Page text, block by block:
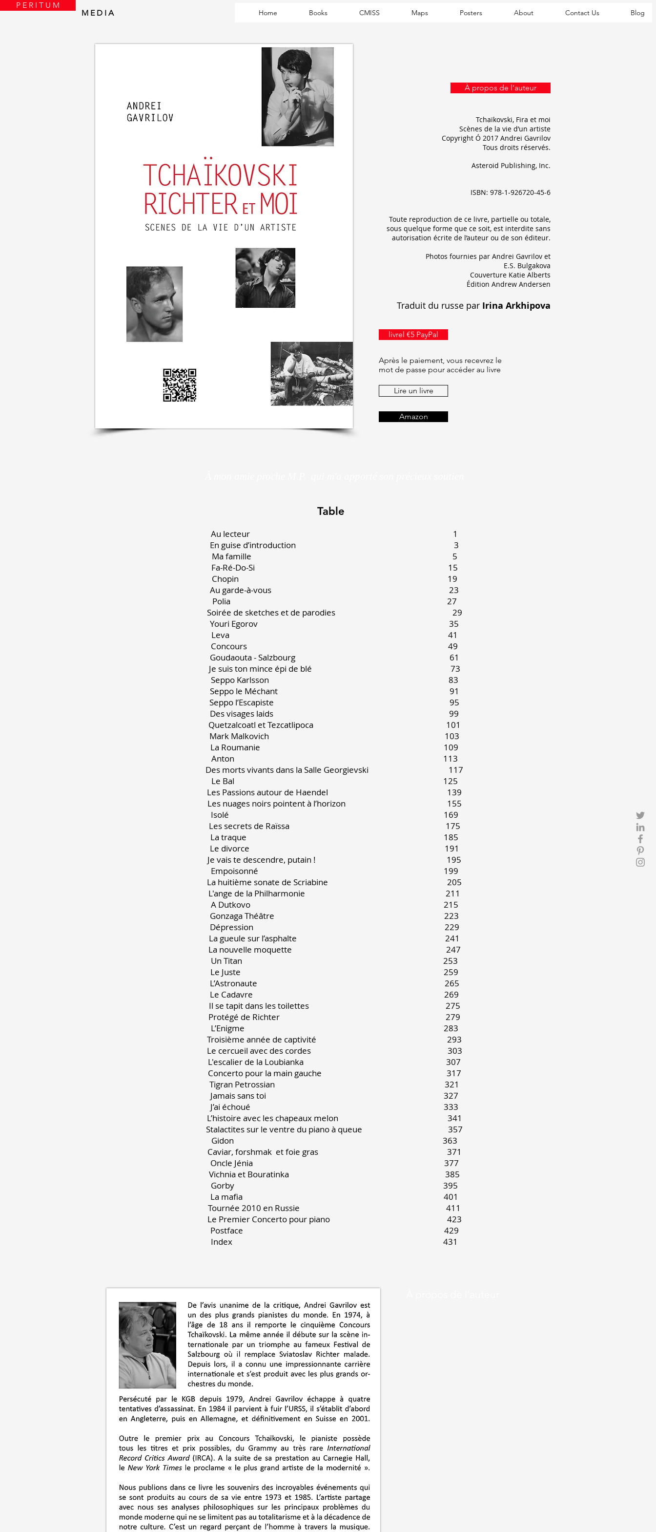
P E R I T U M
M E D I A
Home Books CMISS Maps Posters About Contact Us Blog
Tchaïkovski, Fira et moi
Scènes de la vie d’un artiste
Copyright Ó 2017 Andrei Gavrilov
Tous droits réservés.
Asteroid Publishing, Inc.
ISBN: 978-1-926720-45-6
Toute reproduction de ce livre, partielle ou totale,
sous quelque forme que ce soit, est interdite sans
autorisation écrite de l’auteur ou de son éditeur.
Photos fourniеs par Andrei Gavrilov et
E.S. Bulgakova
Couverture Katie Alberts
Édition Andrew Andersen
Traduit du russe par Irina Arkhipova
livrel €5 PayPal
Après le paiement, vous recevrez le
mot de passe pour accéder au livre
Lire un livre
À propos de l'auteur
Amazon
Table
Au lecteur 1
En guise d’introduction 3
Ma famille 5
Fa-Ré-Do-Si 15
Chopin 19
Au garde-à-vous 23
Polia 27
Soirée de sketches et de parodies 29
Youri Egorov 35
Leva 41
Concours 49
Goudaouta - Salzbourg 61
Je suis ton mince épi de blé 73
Seppo Karlsson 83
Seppo le Méchant 91
Seppo l’Escapiste 95
Des visages laids 99
Quetzalcoatl et Tezcatlipoca 101
Mark Malkovich 103
La Roumanie 109
Anton 113
Des morts vivants dans la Salle Georgievski 117
Le Bal 125
Les Passions autour de Haendel 139
Les nuages noirs pointent à l’horizon 155
Isolé 169
Les secrets de Raïssa 175
La traque 185
Le divorce 191
Je vais te descendre, putain ! 195
Empoisonné 199
La huitième sonate de Scriabine 205
L'ange de la Philharmonie 211
A Dutkovo 215
Gonzaga Théâtre 223
Dépression 229
La gueule sur l’asphalte 241
La nouvelle moquette 247
Un Titan 253
Le Juste 259
L’Astronaute 265
Le Cadavre 269
Il se tapit dans les toilettes 275
Protégé de Richter 279
L’Enigme 283
Troisième année de captivité 293
Le cercueil avec des cordes 303
L'escalier de la Loubianka 307
Concerto pour la main gauche 317
Tigran Petrossian 321
Jamais sans toi 327
J’ai échoué 333
L’histoire avec les chapeaux melon 341
Stalactites sur le ventre du piano à queue 357
Gidon 363
Caviar, forshmak et foie gras 371
Oncle Jénia 377
Vichnia et Bouratinka 385
Gorby 395
La mafia 401
Tournée 2010 en Russie 411
Le Premier Concerto pour piano 423
Postface 429
Index 431